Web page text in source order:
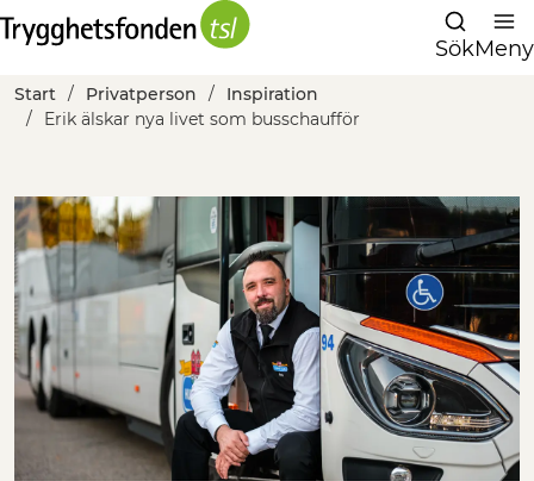
SökMeny
Start Privatperson
Inspiration
Erik älskar nya livet som busschaufför